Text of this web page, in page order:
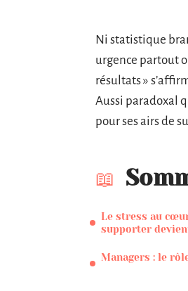
Ni statistique
urgence partout
résultats »
Aussi paradoxal
pour ses airs de
Le stress au
supporter
Managers : le